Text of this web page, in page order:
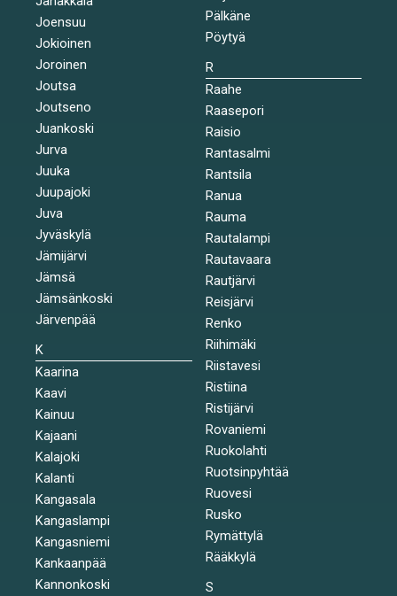
Joensuu
Jokioinen
Joroinen
Joutsa
Joutseno
Juankoski
Jurva
Juuka
Juupajoki
Juva
Jyväskylä
Jämijärvi
Jämsä
Jämsänkoski
Järvenpää
K
Kaarina
Kaavi
Kainuu
Kajaani
Kalajoki
Kalanti
Kangasala
Kangaslampi
Kangasniemi
Kankaanpää
Kannonkoski
Pälkäne
Pöytyä
R
Raahe
Raasepori
Raisio
Rantasalmi
Rantsila
Ranua
Rauma
Rautalampi
Rautavaara
Rautjärvi
Reisjärvi
Renko
Riihimäki
Riistavesi
Ristiina
Ristijärvi
Rovaniemi
Ruokolahti
Ruotsinpyhtää
Ruovesi
Rusko
Rymättylä
Rääkkylä
S